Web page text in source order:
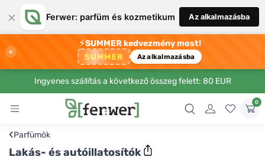
× Ferwer: parfüm és kozmetikum Az alkalmazásba
×
⚡SUMMER kedvezmény most!
SUMMER Az alkalmazásba
Ingyenes szállítás a következő összeg felett: 80 EUR
0
‹Parfümök
Lakás- és autóillatosítók